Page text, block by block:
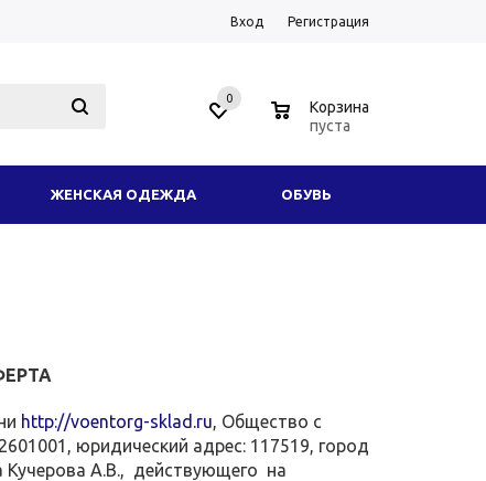
Вход Регистрация
0
Корзина
пуста
ЖЕНСКАЯ ОДЕЖДА ОБУВЬ
http://voentorg-sklad.ru, Общество с
юридический адрес: 117519, город
Кучерова А.В., действующего на